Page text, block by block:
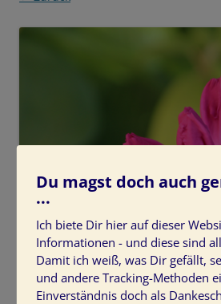
Du magst doch auch
...
Ich biete Dir hier auf dieser
Informationen - und diese sind
Damit ich weiß, was Dir gefällt,
und andere Tracking-Methoden
Einverständnis doch als